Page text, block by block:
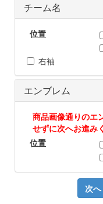
チーム名
位置
右袖
エンブレム
商品画像通りのエ
せずに次へお進み
位置
次へ